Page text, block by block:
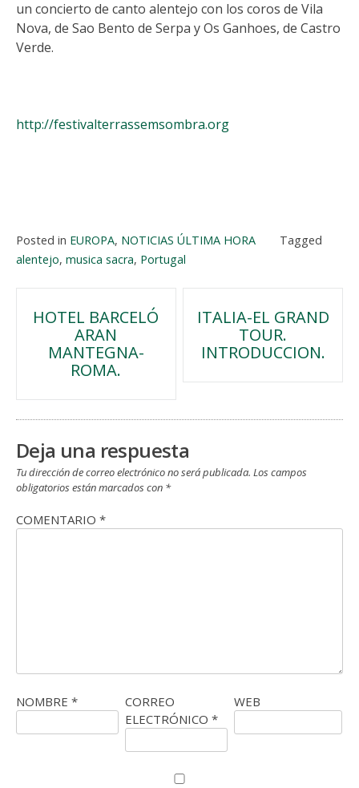
un concierto de canto alentejo con los coros de Vila
Nova, de Sao Bento de Serpa y Os Ganhoes, de Castro
Verde.
http://festivalterrassemsombra.org
Posted in EUROPA, NOTICIAS ÚLTIMA HORA
Tagged
alentejo, musica sacra, Portugal
Navegación
entradas
HOTEL BARCELÓ
ARAN
MANTEGNA-
ROMA.
ITALIA-EL GRAND
TOUR.
INTRODUCCION.
Deja una respuesta
Tu dirección de correo electrónico no será publicada. Los campos
obligatorios están marcados con *
COMENTARIO *
NOMBRE *
CORREO
ELECTRÓNICO *
WEB